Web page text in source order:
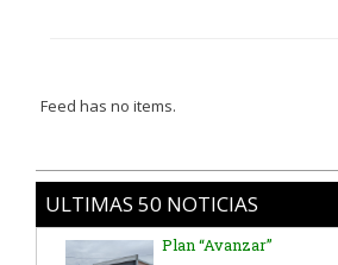
Feed has no items.
ULTIMAS 50 NOTICIAS
Plan “Avanzar”